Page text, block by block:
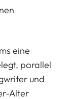
eine
parallel
und
Alter